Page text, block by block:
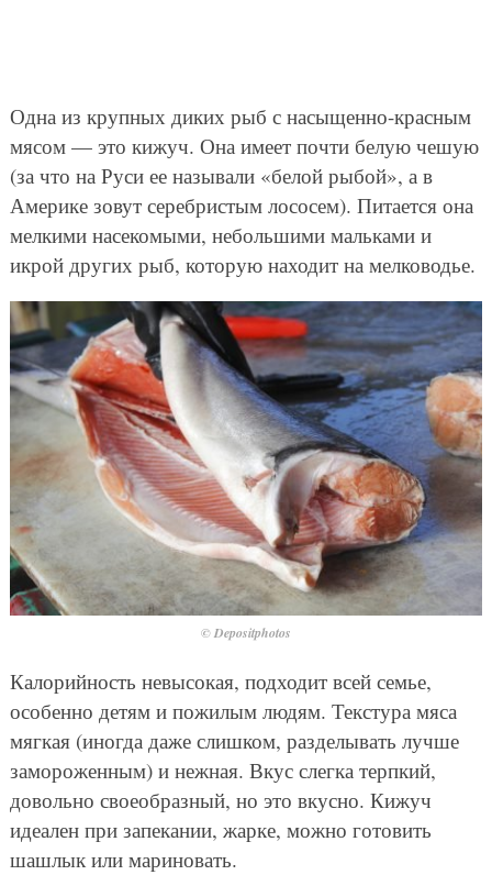
Одна из крупных диких рыб с насыщенно-красным
мясом — это кижуч. Она имеет почти белую чешую
(за что на Руси ее называли «белой рыбой», а в
Америке зовут серебристым лососем). Питается она
мелкими насекомыми, небольшими мальками и
икрой других рыб, которую находит на мелководье.
© Depositphotos
Калорийность невысокая, подходит всей семье,
особенно детям и пожилым людям. Текстура мяса
мягкая (иногда даже слишком, разделывать лучше
замороженным) и нежная. Вкус слегка терпкий,
довольно своеобразный, но это вкусно. Кижуч
идеален при запекании, жарке, можно готовить
шашлык или мариновать.